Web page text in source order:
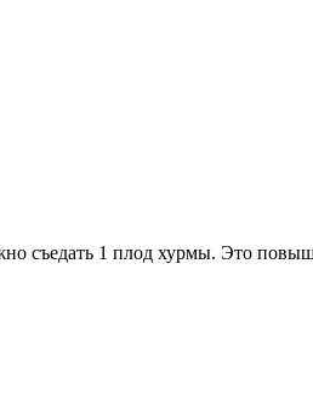
съедать 1 плод хурмы. Это